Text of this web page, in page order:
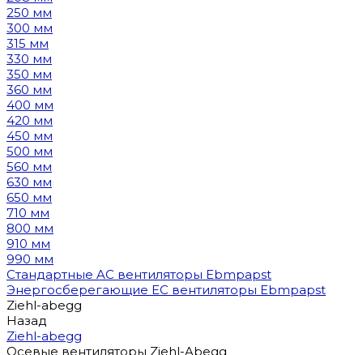
250 мм
300 мм
315 мм
330 мм
350 мм
360 мм
400 мм
420 мм
450 мм
500 мм
560 мм
630 мм
650 мм
710 мм
800 мм
910 мм
990 мм
Стандартные AC вентиляторы Ebmpapst
Энергосберегающие EC вентиляторы Ebmpapst
Ziehl-abegg
Назад
Ziehl-abegg
Осевые вентиляторы Ziehl-Abegg